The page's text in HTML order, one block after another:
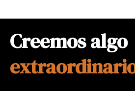
Creemos algo